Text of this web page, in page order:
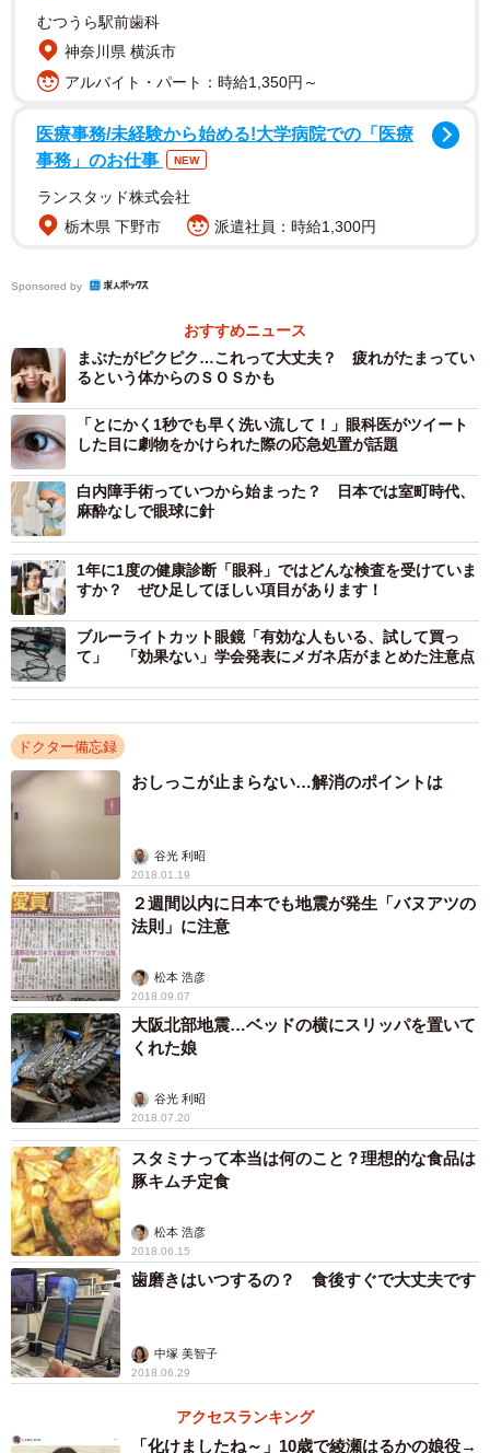
することが大切です。特に複数の方向に目が動かない、ま
ぶたが下がっている、瞳孔が開いているといった症状は動
眼神経麻痺の可能性があり、危険なサインです。
とはいえ頻度として多いのは一時的に血の巡りが悪くなっ
月で自然に治ることもあるので、内科治療を受けながら経
過観察することになります。自己判断が難しい病気なの
むつうら駅前歯科
神奈川県 横浜市
アルバイト・パート：時給1,350円～
医療事務/未経験から始める!大学病院での「医療
事務」のお仕事
NEW
ランスタッド株式会社
栃木県 下野市
派遣社員：時給1,300円
Sponsored by
おすすめニュース
まぶたがピクピク…これって大丈夫？ 疲れがたまってい
るという体からのＳＯＳかも
「とにかく1秒でも早く洗い流して！」眼科医がツイート
した目に劇物をかけられた際の応急処置が話題
白内障手術っていつから始まった？ 日本では室町時代、
麻酔なしで眼球に針
1年に1度の健康診断「眼科」ではどんな検査を受けていま
すか？ ぜひ足してほしい項目があります！
ブルーライトカット眼鏡「有効な人もいる、試して買っ
て」 「効果ない」学会発表にメガネ店がまとめた注意点
ドクター備忘録
おしっこが止まらない…解消のポイントは
谷光 利昭
2018.01.19
２週間以内に日本でも地震が発生「バヌアツの
法則」に注意
松本 浩彦
2018.09.07
大阪北部地震…ベッドの横にスリッパを置いて
くれた娘
谷光 利昭
2018.07.20
スタミナって本当は何のこと？理想的な食品は
豚キムチ定食
松本 浩彦
2018.06.15
歯磨きはいつするの？ 食後すぐで大丈夫です
中塚 美智子
2018.06.29
アクセスランキング
「化けましたね～」10歳で綾瀬はるかの娘役→